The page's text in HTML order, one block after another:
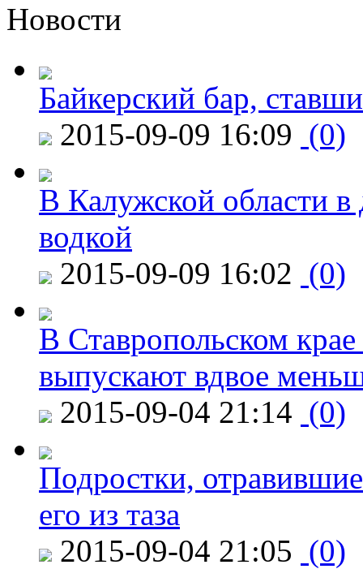
Новости
Байкерский бар,
2015-09-09 16:09 (0)
В Калужской области в
водкой
2015-09-09 16:02 (0)
В Ставропольском
выпускают вдвое
2015-09-04 21:14 (0)
Подростки,
его из таза
2015-09-04 21:05 (0)